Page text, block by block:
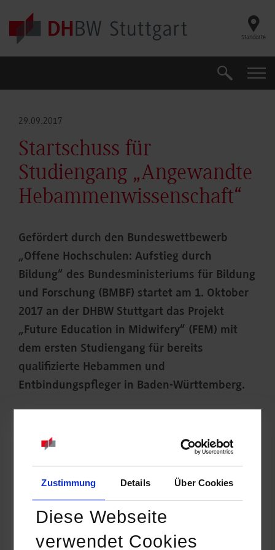
Zustimmung Details Über Cookies
Diese Webseite
verwendet Cookies
Skip to main content
Standorte
Suche
29.09.2017
Startschuss für
Studiengang „Angewandte
Hebammenwissenschaft“
Gefördert durch den Bundeswettbewerb
„Offene Hochschulen: Aufstieg durch
Bildung“ des Bundesministeriums für Bildung
und Forschung (BMBF) startet am 1. Oktober
2017 an der DHBW Stuttgart das Projekt
„Future Education in Midwifery“ (FEM) mit
dem ersten Studiengang für bereits
qualifizierte Hebammen und
Entbindungspfleger in Baden-Württemberg.